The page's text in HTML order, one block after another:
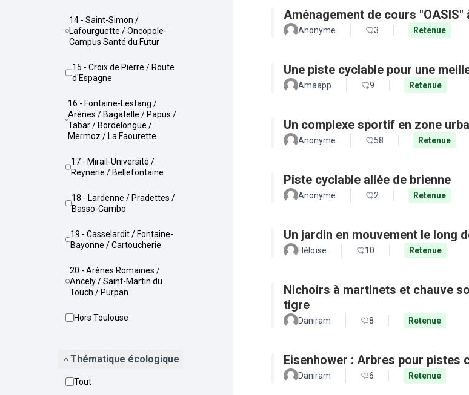
14 - Saint-Simon /
Lafourguette / Oncopole-
Campus Santé du Futur
15 - Croix de Pierre / Route
d'Espagne
16 - Fontaine-Lestang /
Arènes / Bagatelle / Papus /
Tabar / Bordelongue /
Mermoz / La Faourette
17 - Mirail-Université /
Reynerie / Bellefontaine
18 - Lardenne / Pradettes /
Basso-Cambo
19 - Casselardit / Fontaine-
Bayonne / Cartoucherie
20 - Arènes Romaines /
Ancely / Saint-Martin du
Touch / Purpan
Hors Toulouse
Thématique écologique
Tout
Aménagement de cours
Anonyme 3 Retenue
Une piste cyclable pour une
Amaapp 9 Retenue
Un complexe sportif en zone
Anonyme 58 Retenue
Piste cyclable allée de brienne
Anonyme 2 Retenue
Un jardin en mouvement le long
Héloïse 10 Retenue
Nichoirs à martinets et chauve
tigre
Daniram 8 Retenue
Eisenhower : Arbres pour pistes
Daniram 6 Retenue